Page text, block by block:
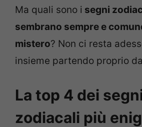
Ma quali sono i segni
sembrano sempre e
mistero? Non ci resta
insieme partendo proprio
La top 4 dei
zodiacali più